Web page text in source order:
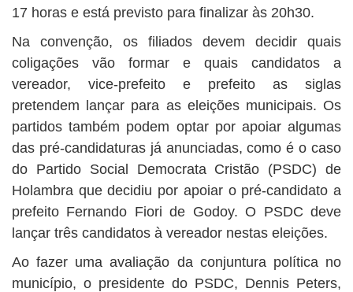
17 horas e está previsto para finalizar às 20h30.
Na convenção, os filiados devem decidir quais
coligações vão formar e quais candidatos a
vereador, vice-prefeito e prefeito as siglas
pretendem lançar para as eleições municipais. Os
partidos também podem optar por apoiar algumas
das pré-candidaturas já anunciadas, como é o caso
do Partido Social Democrata Cristão (PSDC) de
Holambra que decidiu por apoiar o pré-candidato a
prefeito Fernando Fiori de Godoy. O PSDC deve
lançar três candidatos à vereador nestas eleições.
Ao fazer uma avaliação da conjuntura política no
município, o presidente do PSDC, Dennis Peters,